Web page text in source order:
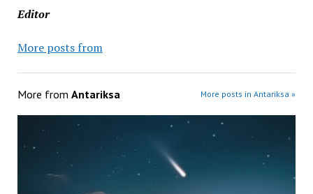
Editor
More posts from
More from Antariksa More posts in Antariksa »